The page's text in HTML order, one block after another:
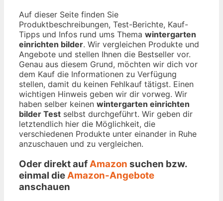
Auf dieser Seite finden Sie
Produktbeschreibungen, Test-Berichte, Kauf-
Tipps und Infos rund ums Thema wintergarten
einrichten bilder. Wir vergleichen Produkte und
Angebote und stellen Ihnen die Bestseller vor.
Genau aus diesem Grund, möchten wir dich vor
dem Kauf die Informationen zu Verfügung
stellen, damit du keinen Fehlkauf tätigst. Einen
wichtigen Hinweis geben wir dir vorweg. Wir
haben selber keinen wintergarten einrichten
bilder Test selbst durchgeführt. Wir geben dir
letztendlich hier die Möglichkeit, die
verschiedenen Produkte unter einander in Ruhe
anzuschauen und zu vergleichen.
Oder direkt aufAmazon suchen bzw.
einmal dieAmazon-Angebote
anschauen